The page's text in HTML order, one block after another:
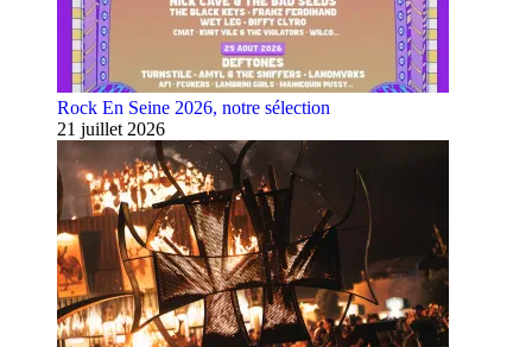
Rock En Seine 2026, notre sélection
21 juillet 2026